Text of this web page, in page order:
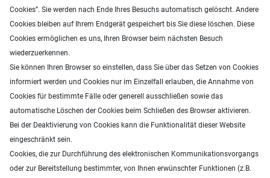
Cookies”. Sie werden nach Ende Ihres Besuchs automatisch gelöscht. Andere
Cookies bleiben auf Ihrem Endgerät gespeichert bis Sie diese löschen. Diese
Cookies ermöglichen es uns, Ihren Browser beim nächsten Besuch
wiederzuerkennen.
Sie können Ihren Browser so einstellen, dass Sie über das Setzen von Cookies
informiert werden und Cookies nur im Einzelfall erlauben, die Annahme von
Cookies für bestimmte Fälle oder generell ausschließen sowie das
automatische Löschen der Cookies beim Schließen des Browser aktivieren.
Bei der Deaktivierung von Cookies kann die Funktionalität dieser Website
eingeschränkt sein.
Cookies, die zur Durchführung des elektronischen Kommunikationsvorgangs
oder zur Bereitstellung bestimmter, von Ihnen erwünschter Funktionen (z.B.